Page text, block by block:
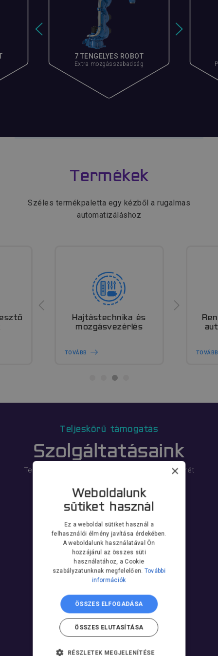
7 TENGELYES ROBOT
Extra mozgásszabadság
Termékek
Széles termékpaletta egy kézből a rugalmas
automatizáláshoz
Hajtástechnika és
mozgásvezérlés
TOVÁBB
Teljeskörű támogatás
Szolgáltatásaink
Tekintse át az automatizálás hosszú távú sikerét
Tanfolyam
Robotkarbantartás
×
Weboldalunk
sütiket használ
Ez a weboldal sütiket használ a
felhasználói élmény javítása érdekében.
A weboldalunk használatával Ön
hozzájárul az összes süti
használatához, a Cookie
szabályzatunknak megfelelően. További
információk
ÖSSZES ELFOGADÁSA
ÖSSZES ELUTASÍTÁSA
RÉSZLETEK MEGJELENÍTÉSE